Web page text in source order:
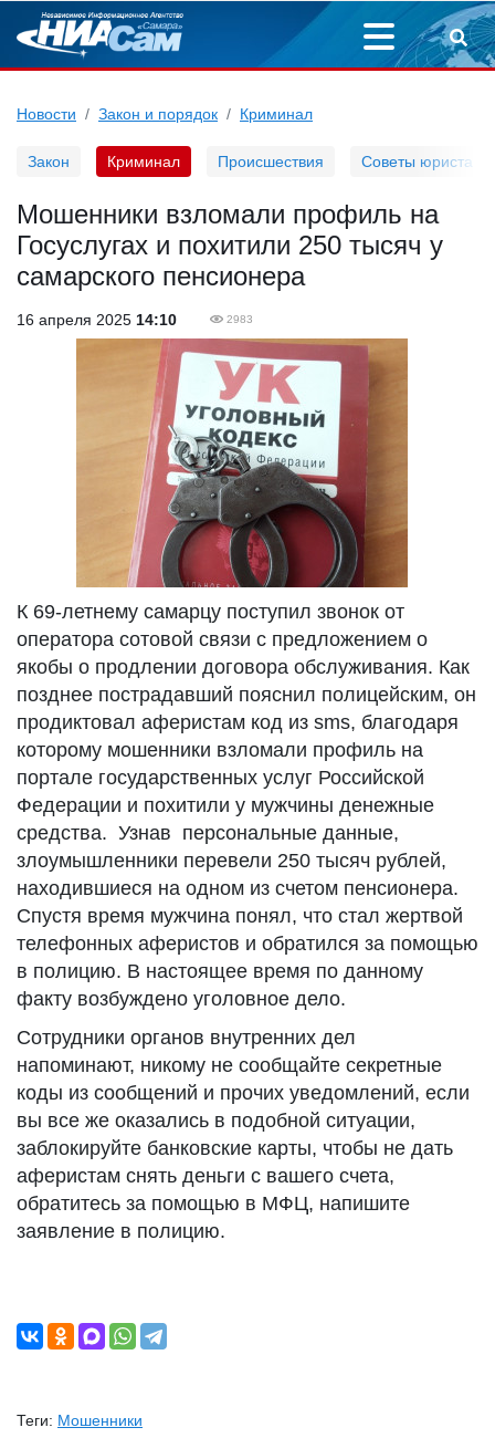
Новости Закон и порядок Криминал
Закон Криминал Происшествия Советы юриста
Мошенники взломали профиль на
Госуслугах и похитили 250 тысяч у
самарского пенсионера
16 апреля 2025 14:10 2983
К 69-летнему самарцу поступил звонок от
оператора сотовой связи с предложением о
якобы о продлении договора обслуживания. Как
позднее пострадавший пояснил полицейским, он
продиктовал аферистам код из sms, благодаря
которому мошенники взломали профиль на
портале государственных услуг Российской
Федерации и похитили у мужчины денежные
средства. Узнав персональные данные,
злоумышленники перевели 250 тысяч рублей,
находившиеся на одном из счетом пенсионера.
Спустя время мужчина понял, что стал жертвой
телефонных аферистов и обратился за помощью
в полицию. В настоящее время по данному
факту возбуждено уголовное дело.
Сотрудники органов внутренних дел
напоминают, никому не сообщайте секретные
коды из сообщений и прочих уведомлений, если
вы все же оказались в подобной ситуации,
заблокируйте банковские карты, чтобы не дать
аферистам снять деньги с вашего счета,
обратитесь за помощью в МФЦ, напишите
заявление в полицию.
Теги: Мошенники